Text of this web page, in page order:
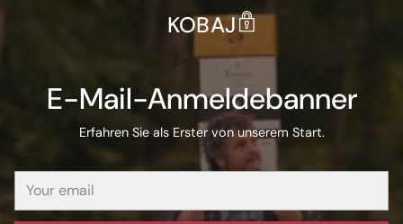
KOBAJ
E-Mail-Anmeldebanner
Erfahren Sie als Erster von unserem Start.